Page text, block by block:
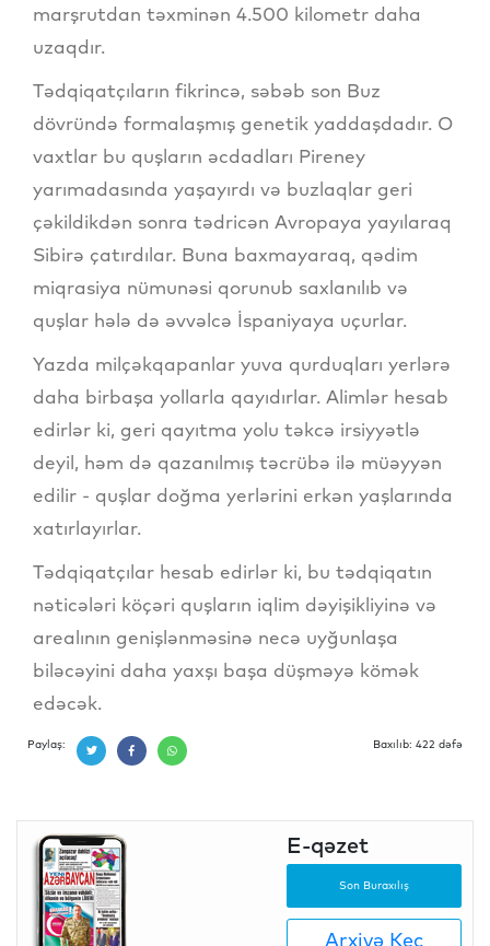
marşrutdan təxminən 4.500 kilometr daha
uzaqdır.
Tədqiqatçıların fikrincə, səbəb son Buz
dövründə formalaşmış genetik yaddaşdadır. O
vaxtlar bu quşların əcdadları Pireney
yarımadasında yaşayırdı və buzlaqlar geri
çəkildikdən sonra tədricən Avropaya yayılaraq
Sibirə çatırdılar. Buna baxmayaraq, qədim
miqrasiya nümunəsi qorunub saxlanılıb və
quşlar hələ də əvvəlcə İspaniyaya uçurlar.
Yazda milçəkqapanlar yuva qurduqları yerlərə
daha birbaşa yollarla qayıdırlar. Alimlər hesab
edirlər ki, geri qayıtma yolu təkcə irsiyyətlə
deyil, həm də qazanılmış təcrübə ilə müəyyən
edilir - quşlar doğma yerlərini erkən yaşlarında
xatırlayırlar.
Tədqiqatçılar hesab edirlər ki, bu tədqiqatın
nəticələri köçəri quşların iqlim dəyişikliyinə və
arealının genişlənməsinə necə uyğunlaşa
biləcəyini daha yaxşı başa düşməyə kömək
edəcək.
Paylaş: Baxılıb: 422 dəfə
E-qəzet
Son Buraxılış
Arxivə Keç